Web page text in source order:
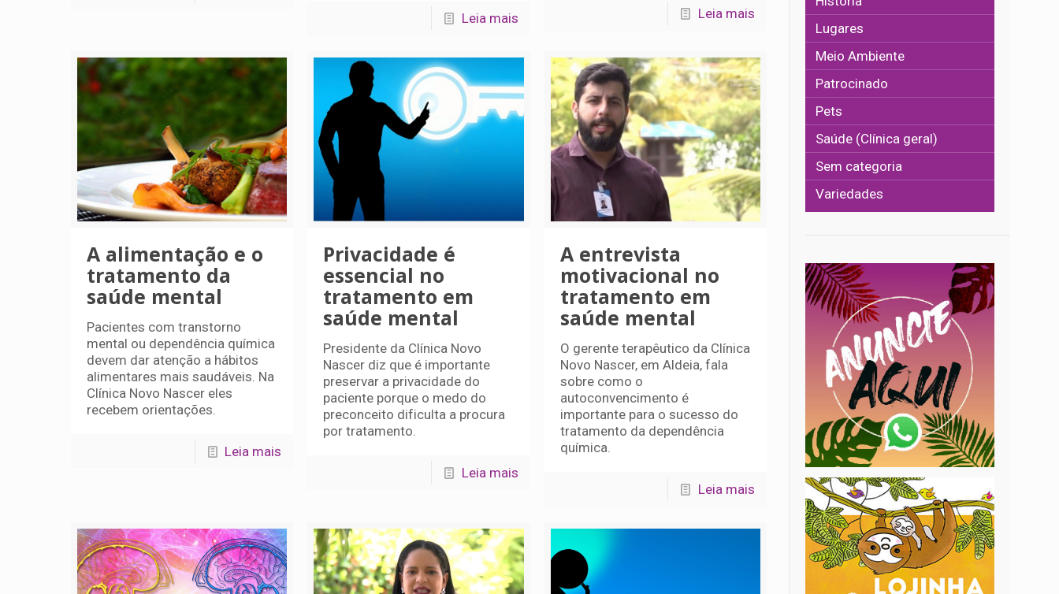
Leia mais Leia mais
A alimentação e o
tratamento da
saúde mental
Pacientes com transtorno
mental ou dependência química
devem dar atenção a hábitos
alimentares mais saudáveis. Na
Clínica Novo Nascer eles
recebem orientações.
Leia mais
Privacidade é
essencial no
tratamento em
saúde mental
Presidente da Clínica Novo
Nascer diz que é importante
preservar a privacidade do
paciente porque o medo do
preconceito dificulta a procura
por tratamento.
Leia mais
A entrevista
motivacional no
tratamento em
saúde mental
O gerente terapêutico da Clínica
Novo Nascer, em Aldeia, fala
sobre como o
autoconvencimento é
importante para o sucesso do
tratamento da dependência
química.
Leia mais
Lugares
Meio Ambiente
Patrocinado
Pets
Saúde (Clínica geral)
Sem categoria
Variedades